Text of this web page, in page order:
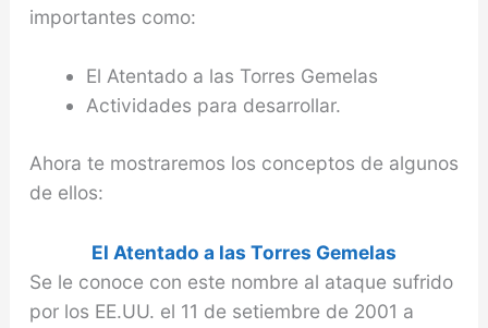
importantes como:
El Atentado a las Torres Gemelas
Actividades para desarrollar.
Ahora te mostraremos los conceptos de algunos
de ellos:
El Atentado a las Torres Gemelas
Se le conoce con este nombre al ataque sufrido
por los EE.UU. el 11 de setiembre de 2001 a